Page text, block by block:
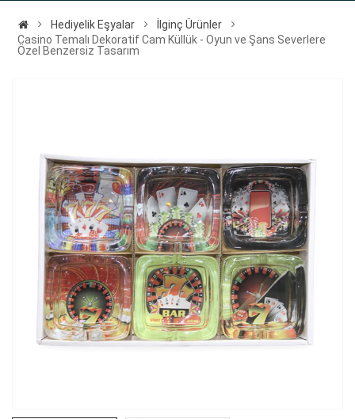
Hediyelik Eşyalar
İlginç Ürünler
Casino Temalı Dekoratif Cam Küllük - Oyun ve Şans Severlere
Özel Benzersiz Tasarım